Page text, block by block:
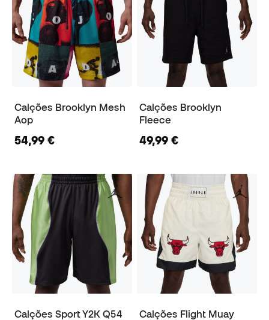
Calções Brooklyn Mesh
Aop
54,99 €
Calções Brooklyn
Fleece
49,99 €
Calções Sport Y2K Q54
Calções Flight Muay